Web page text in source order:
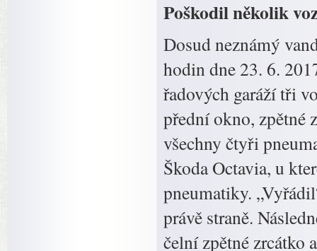
Poškodil několik
Dosud neznámý
hodin dne 23. 6.
řadových garáží tři
přední okno, zpětné
všechny čtyři
Škoda Octavia, u
pneumatiky.
právě straně.
čelní zpětné zrcátko